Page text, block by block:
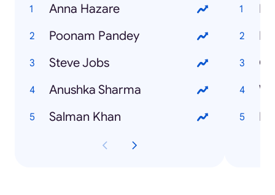
Anna Hazare
Poonam Pandey
Steve Jobs
Anushka Sharma
Salman Khan